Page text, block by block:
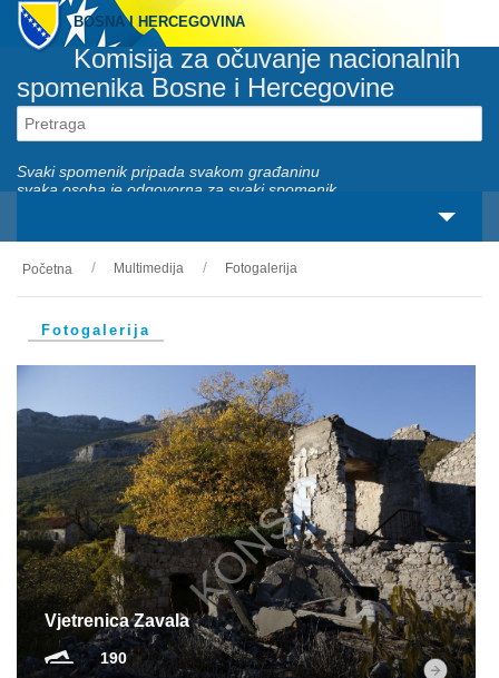
BOSNA I HERCEGOVINA
Komisija za očuvanje nacionalnih
spomenika Bosne i Hercegovine
Svaki spomenik pripada svakom građaninu
svaka osoba je odgovorna za svaki spomenik
O nama
Zakonski okviri
Nacionalni spomenici
Servisi
Multimedija
Početna Multimedija Fotogalerija
Fotogalerija
Vjetrenica Zavala
190